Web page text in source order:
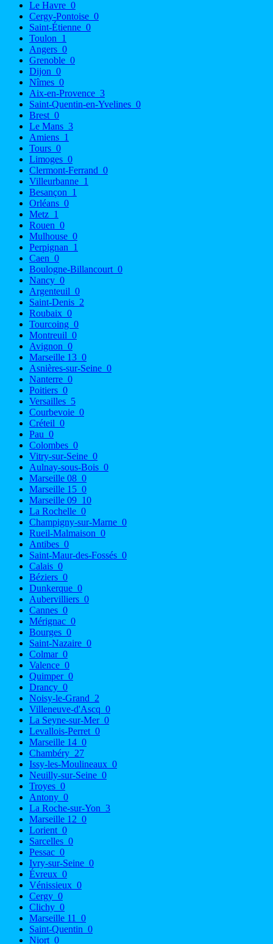
Le Havre 0
Cergy-Pontoise 0
Saint-Étienne 0
Toulon 1
Angers 0
Grenoble 0
Dijon 0
Nîmes 0
Aix-en-Provence 3
Saint-Quentin-en-Yvelines 0
Brest 0
Le Mans 3
Amiens 1
Tours 0
Limoges 0
Clermont-Ferrand 0
Villeurbanne 1
Besançon 1
Orléans 0
Metz 1
Rouen 0
Mulhouse 0
Perpignan 1
Caen 0
Boulogne-Billancourt 0
Nancy 0
Argenteuil 0
Saint-Denis 2
Roubaix 0
Tourcoing 0
Montreuil 0
Avignon 0
Marseille 13 0
Asnières-sur-Seine 0
Nanterre 0
Poitiers 0
Versailles 5
Courbevoie 0
Créteil 0
Pau 0
Colombes 0
Vitry-sur-Seine 0
Aulnay-sous-Bois 0
Marseille 08 0
Marseille 15 0
Marseille 09 10
La Rochelle 0
Champigny-sur-Marne 0
Rueil-Malmaison 0
Antibes 0
Saint-Maur-des-Fossés 0
Calais 0
Béziers 0
Dunkerque 0
Aubervilliers 0
Cannes 0
Mérignac 0
Bourges 0
Saint-Nazaire 0
Colmar 0
Valence 0
Quimper 0
Drancy 0
Noisy-le-Grand 2
Villeneuve-d'Ascq 0
La Seyne-sur-Mer 0
Levallois-Perret 0
Marseille 14 0
Chambéry 27
Issy-les-Moulineaux 0
Neuilly-sur-Seine 0
Troyes 0
Antony 0
La Roche-sur-Yon 3
Marseille 12 0
Lorient 0
Sarcelles 0
Pessac 0
Ivry-sur-Seine 0
Évreux 0
Vénissieux 0
Cergy 0
Clichy 0
Marseille 11
0
Saint-Quentin 0
Niort 0